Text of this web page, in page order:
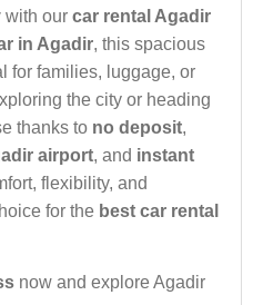
with our car rental Agadir
in Agadir, this spacious
for families, luggage, or
the city or heading
thanks to no deposit,
airport, and instant
flexibility, and
for the best car rental
now and explore Agadir